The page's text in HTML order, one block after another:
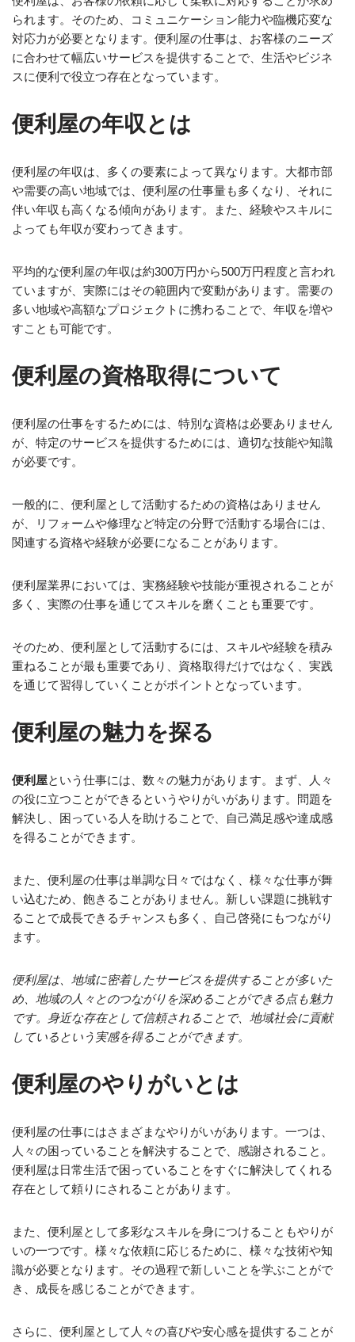
られます。そのため、コミュニケーション能力や臨機応変な
対応力が必要となります。便利屋の仕事は、お客様のニーズ
に合わせて幅広いサービスを提供することで、生活やビジネ
スに便利で役立つ存在となっています。
便利屋の年収とは
便利屋の年収は、多くの要素によって異なります。大都市部
や需要の高い地域では、便利屋の仕事量も多くなり、それに
伴い年収も高くなる傾向があります。また、経験やスキルに
よっても年収が変わってきます。
平均的な便利屋の年収は約300万円から500万円程度と言われ
ていますが、実際にはその範囲内で変動があります。需要の
多い地域や高額なプロジェクトに携わることで、年収を増や
すことも可能です。
便利屋の資格取得について
便利屋の仕事をするためには、特別な資格は必要ありません
が、特定のサービスを提供するためには、適切な技能や知識
が必要です。
一般的に、便利屋として活動するための資格はありません
が、リフォームや修理など特定の分野で活動する場合には、
関連する資格や経験が必要になることがあります。
便利屋業界においては、実務経験や技能が重視されることが
多く、実際の仕事を通じてスキルを磨くことも重要です。
そのため、便利屋として活動するには、スキルや経験を積み
重ねることが最も重要であり、資格取得だけではなく、実践
を通じて習得していくことがポイントとなっています。
便利屋の魅力を探る
便利屋という仕事には、数々の魅力があります。まず、人々
の役に立つことができるというやりがいがあります。問題を
解決し、困っている人を助けることで、自己満足感や達成感
を得ることができます。
また、便利屋の仕事は単調な日々ではなく、様々な仕事が舞
い込むため、飽きることがありません。新しい課題に挑戦す
ることで成長できるチャンスも多く、自己啓発にもつながり
ます。
便利屋は、地域に密着したサービスを提供することが多いた
め、地域の人々とのつながりを深めることができる点も魅力
です。身近な存在として信頼されることで、地域社会に貢献
しているという実感を得ることができます。
便利屋のやりがいとは
便利屋の仕事にはさまざまなやりがいがあります。一つは、
人々の困っていることを解決することで、感謝されること。
便利屋は日常生活で困っていることをすぐに解決してくれる
存在として頼りにされることがあります。
また、便利屋として多彩なスキルを身につけることもやりが
いの一つです。様々な依頼に応じるために、様々な技術や知
識が必要となります。その過程で新しいことを学ぶことがで
き、成長を感じることができます。
さらに、便利屋として人々の喜びや安心感を提供することが